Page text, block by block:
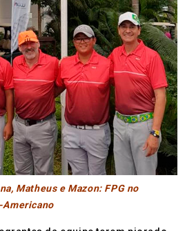
Matheus e Mazon: FPG no